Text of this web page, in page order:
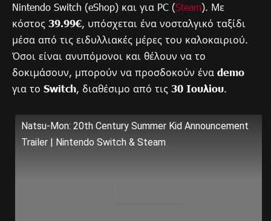
Nintendo Switch (eShop) και για PC (Steam). Με
κόστος 39.99€, υπόσχεται ένα νοσταλγικό ταξίδι
μέσα από τις ειδυλλιακές μέρες του καλοκαιριού.
Όσοι είναι ανυπόμονοι και θέλουν να το
δοκιμάσουν, μπορούν να προσδοκούν ένα demo
για το Switch, διαθέσιμο από τις 30 Ιουλίου.
Natsu-Mon: 20th Century Summer Kid Announcement
Trailer | Nintendo Switch & Steam